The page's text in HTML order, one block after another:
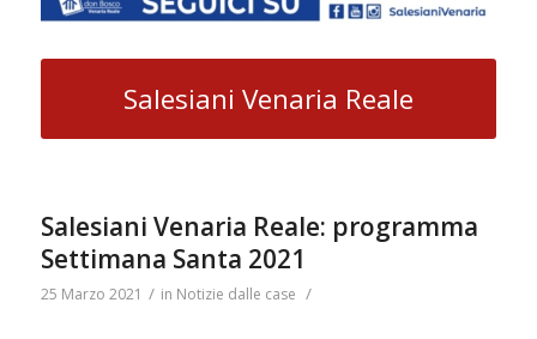
Salesiani Venaria Reale
Salesiani Venaria Reale: programma
Settimana Santa 2021
25 Marzo 2021 / in Notizie dalle case /